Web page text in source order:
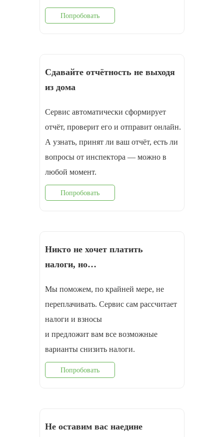
Попробовать
Сдавайте отчётность не выходя
из дома
Сервис автоматически сформирует
отчёт, проверит его и отправит онлайн.
А узнать, принят ли ваш отчёт, есть ли
вопросы от инспектора — можно в
любой момент.
Попробовать
Никто не хочет платить
налоги, но…
Мы поможем, по крайней мере, не
переплачивать. Сервис сам рассчитает
налоги и взносы
и предложит вам все возможные
варианты снизить налоги.
Попробовать
Не оставим вас наедине